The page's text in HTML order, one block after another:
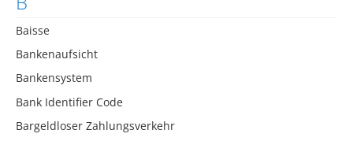
Baisse
Bankenaufsicht
Bankensystem
Bank Identifier Code
Bargeldloser Zahlungsverkehr